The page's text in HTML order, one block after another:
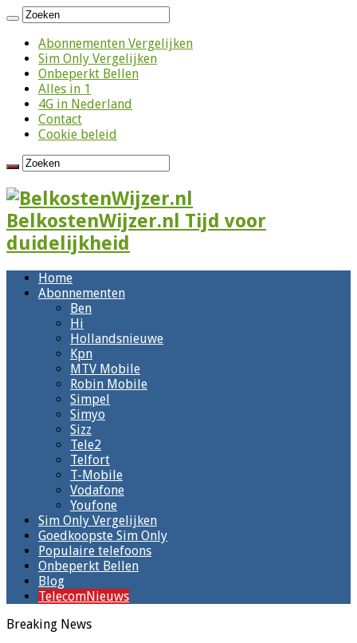
Abonnementen Vergelijken
Sim Only Vergelijken
Onbeperkt Bellen
Alles in 1
4G in Nederland
Contact
Cookie beleid
BelkostenWijzer.nl Tijd voor
duidelijkheid
Home
Abonnementen
Ben
Hi
Hollandsnieuwe
Kpn
MTV Mobile
Robin Mobile
Simpel
Simyo
Sizz
Tele2
Telfort
T-Mobile
Vodafone
Youfone
Sim Only Vergelijken
Goedkoopste Sim Only
Populaire telefoons
Onbeperkt Bellen
Blog
TelecomNieuws
Breaking News